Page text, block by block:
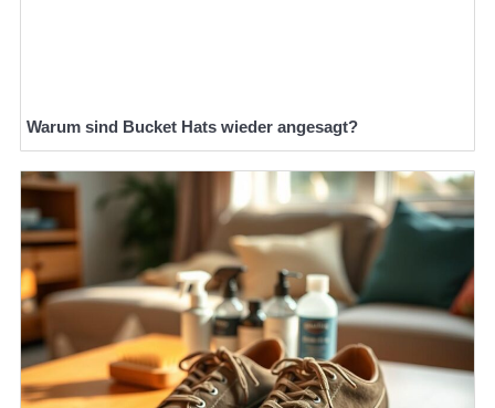
Warum sind Bucket Hats wieder angesagt?